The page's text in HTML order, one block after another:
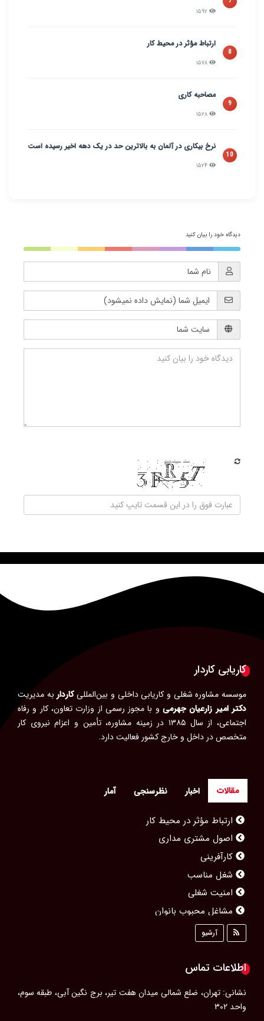
8
ارتباط مؤثر در محیط کار
9
مصاحبه کاری
10
نرخ بیکاری در آلمان به بالاترین حد در یک دهه اخیر رسیده است
دیدگاه خود را بیان کنید
کاریابی کاردار
موسسه مشاوره شغلی و کاریابی داخلی و بین‌المللیکاردار به مدیریت
دکتر امیر زارعیان جهرمی و با مجوز رسمی از وزارت تعاون، کار و رفاه
اجتماعی، از سال ۱۳۸۵ در زمینه مشاوره، تأمین و اعزام نیروی کار
متخصص در داخل و خارج کشور فعالیت دارد.
مقالات اخبار نظرسنجی آمار
ارتباط مؤثر در محیط کار
اصول مشتری مداری
کارآفرینی
شغل مناسب
امنیت شغلی
مشاغل محبوب بانوان
مصاحبه کاری
پیشرفت شغلی
رزومه‌ای حرفه‌ای
آداب معاشرت در محل كار
آرشیو
اطلاعات تماس
نشانی: تهران، ضلع شمالی میدان هفت تیر، برج نگین آبی، طبقه سوم،
واحد ۳۰۲